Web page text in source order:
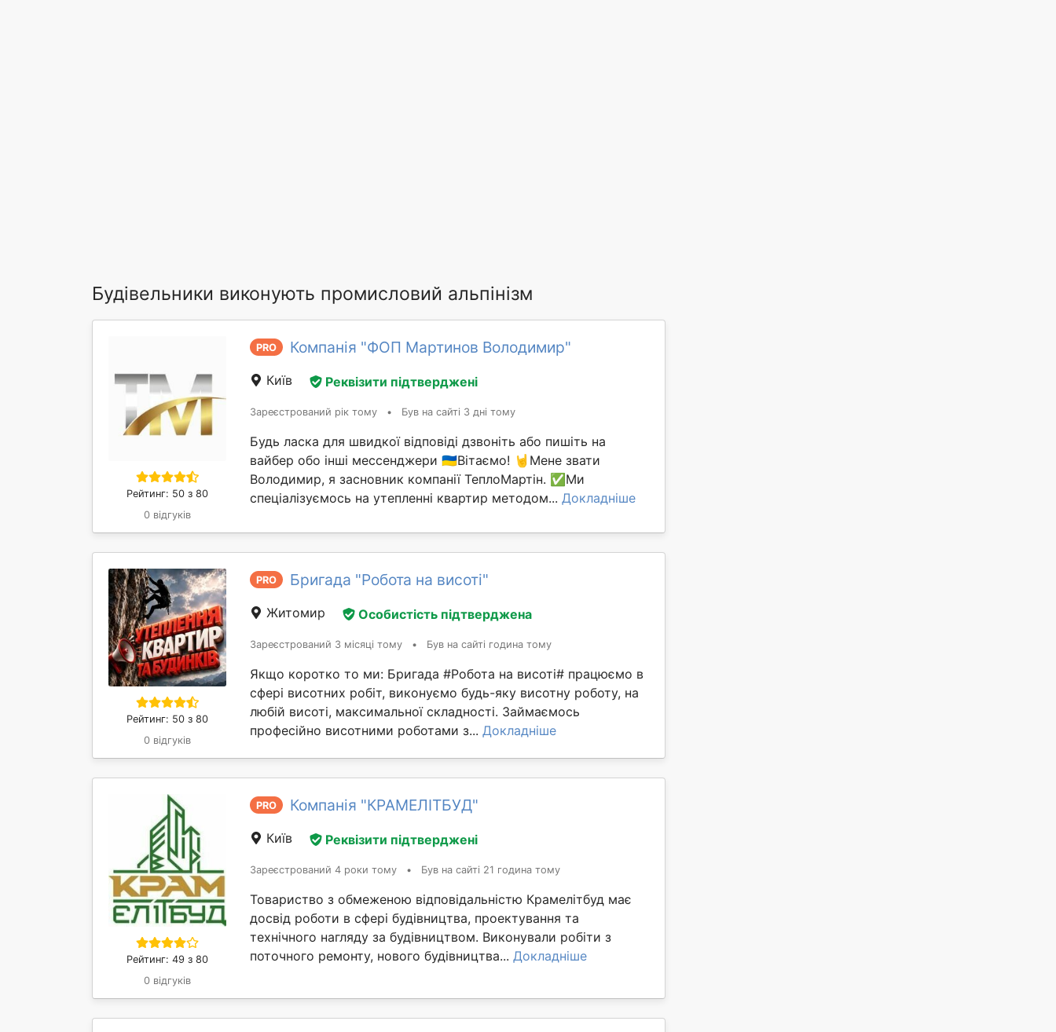
Будівельники виконують промисловий альпінізм
Рейтинг: 50 з 80
0 відгуків
PRO Компанія "ФОП Мартинов Володимир"
Київ Реквізити підтверджені
Зареєстрований рік тому • Був на сайті 3 дні тому
Будь ласка для швидкої відповіді дзвоніть або пишіть на
вайбер обо інші мессенджери 🇺🇦Вітаємо! 🤘Мене звати
Володимир, я засновник компанії ТеплоМартін. ✅Ми
спеціалізуємось на утепленні квартир методом... Докладніше
Рейтинг: 50 з 80
0 відгуків
PRO Бригада "Робота на висоті"
Житомир Особистість підтверджена
Зареєстрований 3 місяці тому • Був на сайті година тому
Якщо коротко то ми: Бригада #Робота на висоті# працюємо в
сфері висотних робіт, виконуємо будь-яку висотну роботу, на
любій висоті, максимальної складності. Займаємось
професійно висотними роботами з... Докладніше
Рейтинг: 49 з 80
0 відгуків
PRO Компанія "КРАМЕЛІТБУД"
Київ Реквізити підтверджені
Зареєстрований 4 роки тому • Був на сайті 21 година тому
Товариство з обмеженою відповідальністю Крамелітбуд має
досвід роботи в сфері будівництва, проектування та
технічного нагляду за будівництвом. Виконували робіти з
поточного ремонту, нового будівництва... Докладніше